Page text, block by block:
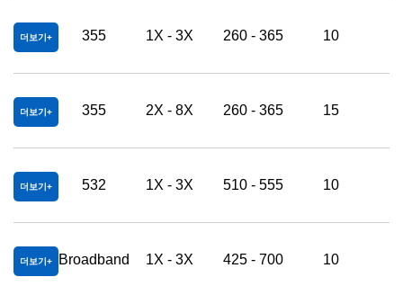
더보기 355 1X - 3X 260 - 365 10
더보기 355 2X - 8X 260 - 365 15
더보기 532 1X - 3X 510 - 555 10
더보기 Broadband 1X - 3X 425 - 700 10